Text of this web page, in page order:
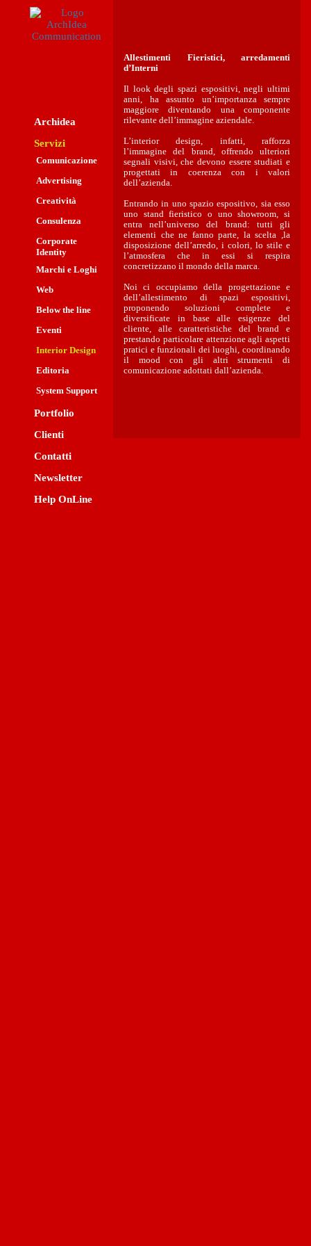
Archidea
Servizi
Comunicazione
Advertising
Creatività
Consulenza
Corporate
Identity
Marchi e Loghi
Web
Below the line
Eventi
Interior Design
Editoria
System Support
Portfolio
Clienti
Contatti
Newsletter
Help OnLine
Allestimenti Fieristici, arredamenti
d’Interni
Il look degli spazi espositivi, negli ultimi
anni, ha assunto un’importanza sempre
maggiore diventando una componente
rilevante dell’immagine aziendale.
L’interior design, infatti, rafforza
l’immagine del brand, offrendo ulteriori
segnali visivi, che devono essere studiati e
progettati in coerenza con i valori
dell’azienda.
Entrando in uno spazio espositivo, sia esso
uno stand fieristico o uno showroom, si
entra nell’universo del brand: tutti gli
elementi che ne fanno parte, la scelta ,la
disposizione dell’arredo, i colori, lo stile e
l’atmosfera che in essi si respira
concretizzano il mondo della marca.
Noi ci occupiamo della progettazione e
dell’allestimento di spazi espositivi,
proponendo soluzioni complete e
diversificate in base alle esigenze del
cliente, alle caratteristiche del brand e
prestando particolare attenzione agli aspetti
pratici e funzionali dei luoghi, coordinando
il mood con gli altri strumenti di
comunicazione adottati dall’azienda.